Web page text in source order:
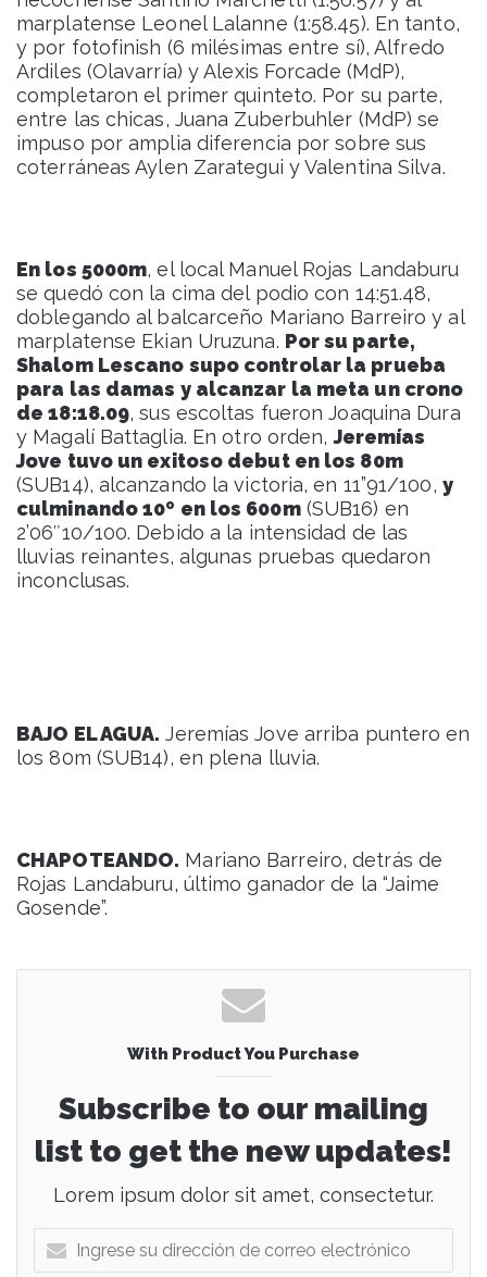
marplatense Leonel Lalanne (1:58.45). En tanto,
y por fotofinish (6 milésimas entre sí), Alfredo
Ardiles (Olavarría) y Alexis Forcade (MdP),
completaron el primer quinteto. Por su parte,
entre las chicas, Juana Zuberbuhler (MdP) se
impuso por amplia diferencia por sobre sus
coterráneas Aylen Zarategui y Valentina Silva.
En los 5000m, el local Manuel Rojas Landaburu
se quedó con la cima del podio con 14:51.48,
doblegando al balcarceño Mariano Barreiro y al
marplatense Ekian Uruzuna. Por su parte,
Shalom Lescano supo controlar la prueba
para las damas y alcanzar la meta un crono
de 18:18.09, sus escoltas fueron Joaquina Dura
y Magalí Battaglia. En otro orden,Jeremías
Jove tuvo un exitoso debut en los 80m
(SUB14), alcanzando la victoria, en 11”91/100, y
culminando 10º en los 600m(SUB16) en
2’06″10/100. Debido a la intensidad de las
lluvias reinantes, algunas pruebas quedaron
inconclusas.
BAJO EL AGUA. Jeremías Jove arriba puntero en
los 80m (SUB14), en plena lluvia.
CHAPOTEANDO. Mariano Barreiro, detrás de
Rojas Landaburu, último ganador de la “Jaime
Gosende”.
With Product You Purchase
Subscribe to our mailing
list to get the new updates!
Lorem ipsum dolor sit amet, consectetur.